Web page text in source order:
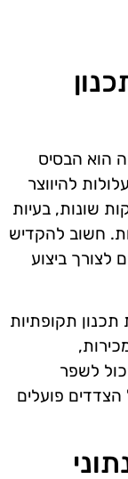
בתכנון
הוא הבסיס
להיווצר
שונות, בעיות
חשוב להקדיש
לצורך ביצוע
תכנון תקופתיות
לשפר
פועלים
בנתוני